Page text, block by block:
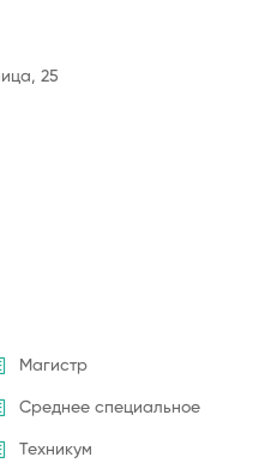
25
Магистр
Среднее специальное
Техникум